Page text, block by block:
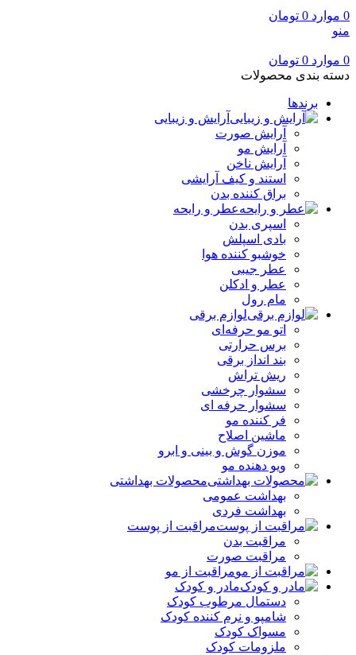
0 موارد 0 تومان
منو
0 موارد 0 تومان
دسته بندی محصولات
برندها
آرایش و زیبایی
آرایش صورت
آرایش مو
آرایش ناخن
استند و کیف آرایشی
براق کننده بدن
عطر و رایحه
اسپری بدن
بادی اسپلش
خوشبو کننده هوا
عطر جیبی
عطر و ادکلن
مام رول
لوازم برقی
اتو مو حرفه‌ای
برس حرارتی
بند انداز برقی
ریش تراش
سشوار چرخشی
سشوار حرفه ای
فر کننده‌ مو
ماشین اصلاح
موزن گوش و بینی و ابرو
ویو دهنده مو
محصولات بهداشتی
بهداشت عمومی
بهداشت فردی
مراقبت از پوست
مراقبت بدن
مراقبت صورت
مراقبت از مو
مادر و کودک
دستمال مرطوب کودک
شامپو و نرم کننده کودک
مسواک کودک
ملزومات کودک